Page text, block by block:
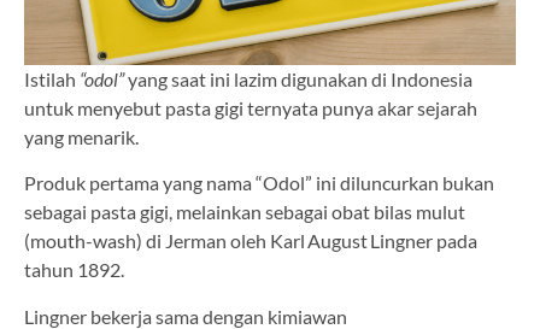
Istilah “odol”yang saat ini lazim digunakan di Indonesia
untuk menyebut pasta gigi ternyata punya akar sejarah
yang menarik.
Produk pertama yang nama “Odol” ini diluncurkan bukan
sebagai pasta gigi, melainkan sebagai obat bilas mulut
(mouth-wash) di Jerman oleh Karl August Lingner pada
tahun 1892.
Lingner bekerja sama dengan kimiawan